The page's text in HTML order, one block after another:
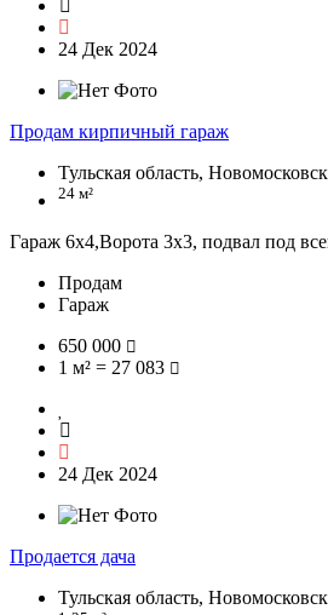
24 Дек 2024
Продам кирпичный гараж
Тульская область,
24 м²
Гараж 6х4,Ворота 3х3, подвал под
Продам
Гараж
650 000
1 м² = 27 083
24 Дек 2024
Продается дача
Тульская область,